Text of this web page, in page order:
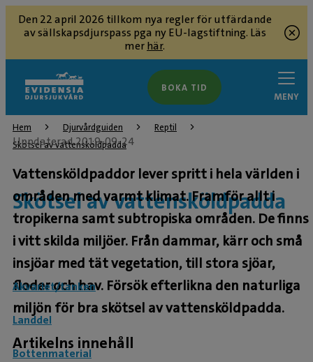
Den 22 april 2026 tillkom nya regler för utfärdande
av sällskapsdjurspass pga ny EU-lagstiftning. Läs
merhär.
BOKA TID
MENY
Hem Djurvårdguiden
Reptil
Skötsel av vattensköldpadda
Skötsel av vattensköldpadda
Uppdaterad 2019-09-24
Vattensköldpaddor lever spritt i hela världen i
områden med varmt klimat. Framför allt i
tropikerna samt subtropiska områden. De finns
i vitt skilda miljöer. Från dammar, kärr och små
insjöar med tät vegetation, till stora sjöar,
floder och hav. Försök efterlikna den naturliga
miljön för bra skötsel av vattensköldpadda.
Artikelns innehåll
Akvariet/tanken
Landdel
Bottenmaterial